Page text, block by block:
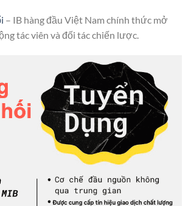
– IB hàng đầu Việt Nam chính thức mở
tác viên và đối tác chiến lược.